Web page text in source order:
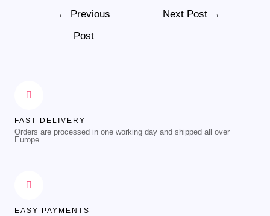
← Previous
Post
Next Post →
FAST DELIVERY
Orders are processed in one working day and shipped all over
Europe
EASY PAYMENTS